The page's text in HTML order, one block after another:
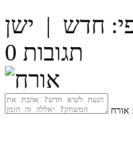
חדש | ישן
0 תגובות
אורח